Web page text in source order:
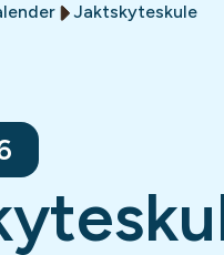
Jaktskyteskule